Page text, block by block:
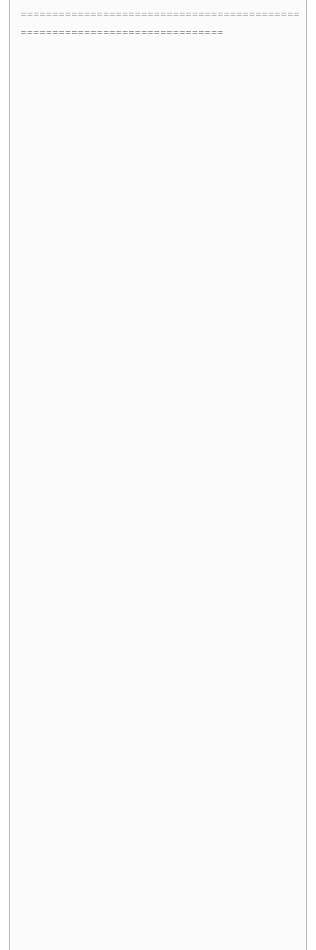
============================================
================================